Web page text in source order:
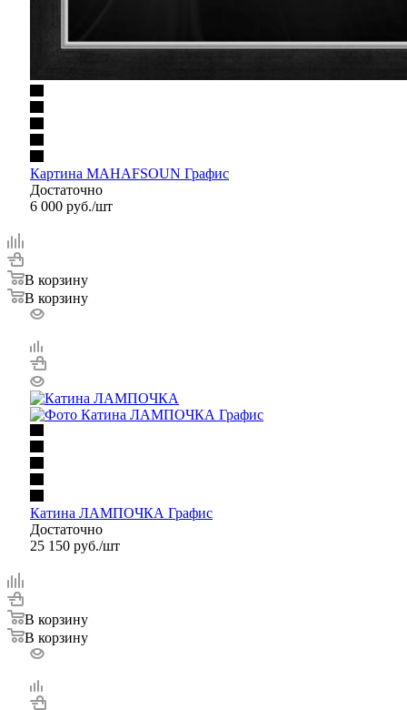
Картина MAHAFSOUN Графис
Достаточно
6 000 руб./шт
В корзину
В корзину
Катина ЛАМПОЧКА Графис
Достаточно
25 150 руб./шт
В корзину
В корзину